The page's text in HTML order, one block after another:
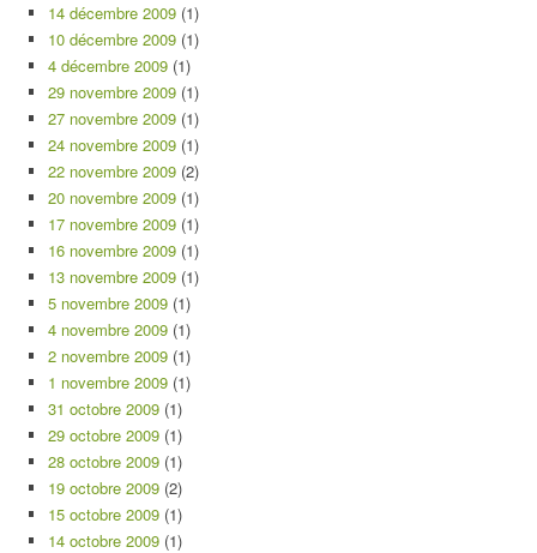
14 décembre 2009 (1)
10 décembre 2009 (1)
4 décembre 2009 (1)
29 novembre 2009 (1)
27 novembre 2009 (1)
24 novembre 2009 (1)
22 novembre 2009 (2)
20 novembre 2009 (1)
17 novembre 2009 (1)
16 novembre 2009 (1)
13 novembre 2009 (1)
5 novembre 2009 (1)
4 novembre 2009 (1)
2 novembre 2009 (1)
1 novembre 2009 (1)
31 octobre 2009 (1)
29 octobre 2009 (1)
28 octobre 2009 (1)
19 octobre 2009 (2)
15 octobre 2009 (1)
14 octobre 2009 (1)